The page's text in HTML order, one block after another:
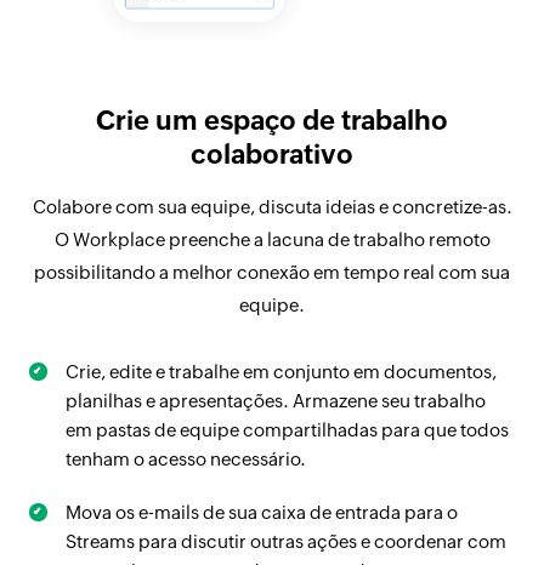
Crie um espaço de trabalho
colaborativo
Colabore com sua equipe, discuta ideias e concretize-as.
O Workplace preenche a lacuna de trabalho remoto
possibilitando a melhor conexão em tempo real com sua
equipe.
Crie, edite e trabalhe em conjunto em documentos,
planilhas e apresentações. Armazene seu trabalho
em pastas de equipe compartilhadas para que todos
tenham o acesso necessário.
Mova os e-mails de sua caixa de entrada para o
Streams para discutir outras ações e coordenar com